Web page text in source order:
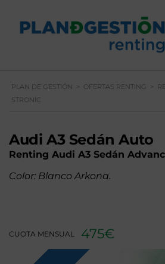
PLAN DE GESTIÓN > OFERTAS RENTING >
STRONIC
Audi A3 Sedán Auto
Renting Audi A3 Sedán
Color: Blanco Arkona.
CUOTA MENSUAL 475€